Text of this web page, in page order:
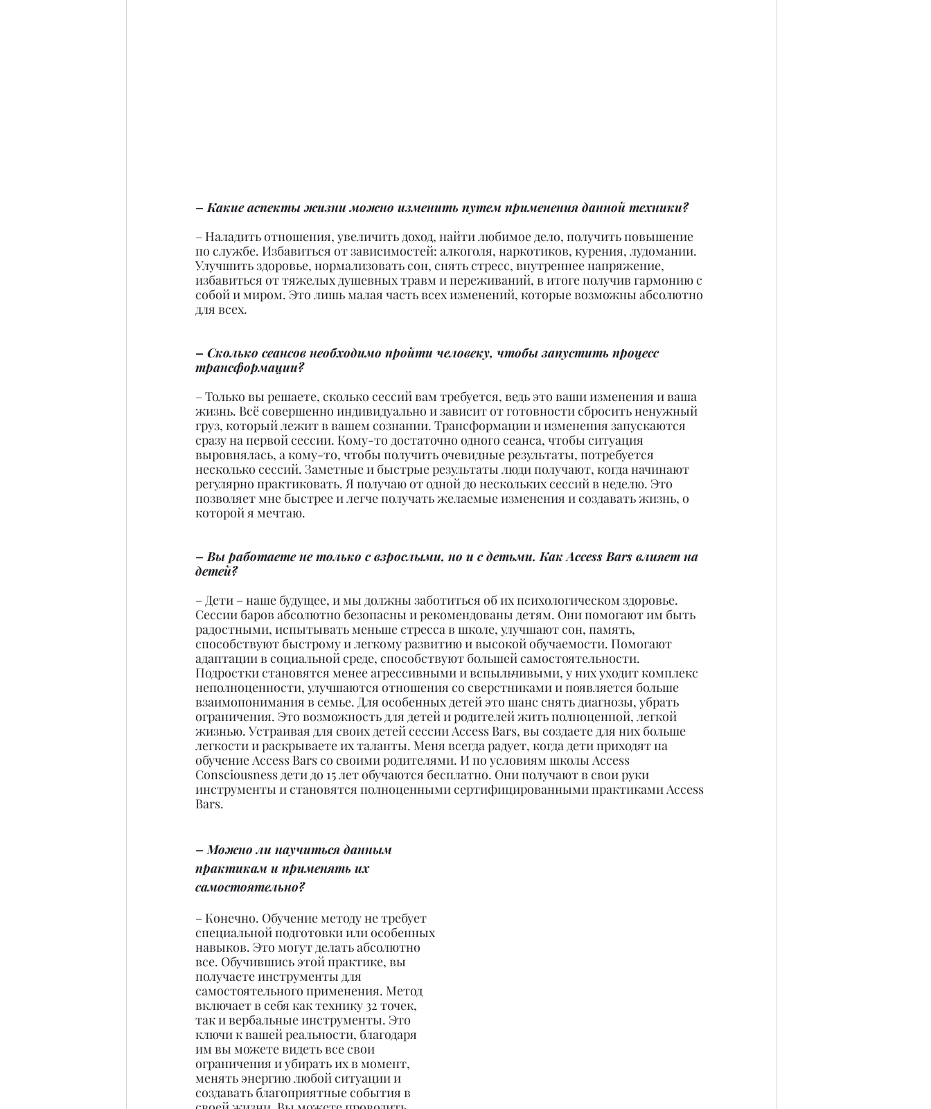
– Какие аспекты жизни можно изменить путем применения данной техники?
– Наладить отношения, увеличить доход, найти любимое дело, получить повышение
по службе. Избавиться от зависимостей: алкоголя, наркотиков, курения, лудомании.
Улучшить здоровье, нормализовать сон, снять стресс, внутреннее напряжение,
избавиться от тяжелых душевных травм и переживаний, в итоге получив гармонию с
собой и миром. Это лишь малая часть всех изменений, которые возможны абсолютно
для всех.
– Сколько сеансов необходимо пройти человеку, чтобы запустить процесс
трансформации?
– Только вы решаете, сколько сессий вам требуется, ведь это ваши изменения и ваша
жизнь. Всё совершенно индивидуально и зависит от готовности сбросить ненужный
груз, который лежит в вашем сознании. Трансформации и изменения запускаются
сразу на первой сессии. Кому-то достаточно одного сеанса, чтобы ситуация
выровнялась, а кому-то, чтобы получить очевидные результаты, потребуется
несколько сессий. Заметные и быстрые результаты люди получают, когда начинают
регулярно практиковать. Я получаю от одной до нескольких сессий в неделю. Это
позволяет мне быстрее и легче получать желаемые изменения и создавать жизнь, о
которой я мечтаю.
– Вы работаете не только с взрослыми, но и с детьми. Как Access Bars влияет на
детей?
– Дети – наше будущее, и мы должны заботиться об их психологическом здоровье.
Сессии баров абсолютно безопасны и рекомендованы детям. Они помогают им быть
радостными, испытывать меньше стресса в школе, улучшают сон, память,
способствуют быстрому и легкому развитию и высокой обучаемости. Помогают
адаптации в социальной среде, способствуют большей самостоятельности.
Подростки становятся менее агрессивными и вспыльчивыми, у них уходит комплекс
неполноценности, улучшаются отношения со сверстниками и появляется больше
взаимопонимания в семье. Для особенных детей это шанс снять диагнозы, убрать
ограничения. Это возможность для детей и родителей жить полноценной, легкой
жизнью. Устраивая для своих детей сессии Access Bars, вы создаете для них больше
легкости и раскрываете их таланты. Меня всегда радует, когда дети приходят на
обучение Access Bars со своими родителями. И по условиям школы Access
Consciousness дети до 15 лет обучаются бесплатно. Они получают в свои руки
инструменты и становятся полноценными сертифицированными практиками Access
Bars.
– Можно ли научиться данным
практикам и применять их
самостоятельно?
– Конечно. Обучение методу не требует
специальной подготовки или особенных
навыков. Это могут делать абсолютно
все. Обучившись этой практике, вы
получаете инструменты для
самостоятельного применения. Метод
включает в себя как технику 32 точек,
так и вербальные инструменты. Это
ключи к вашей реальности, благодаря
им вы можете видеть все свои
ограничения и убирать их в момент,
менять энергию любой ситуации и
создавать благоприятные события в